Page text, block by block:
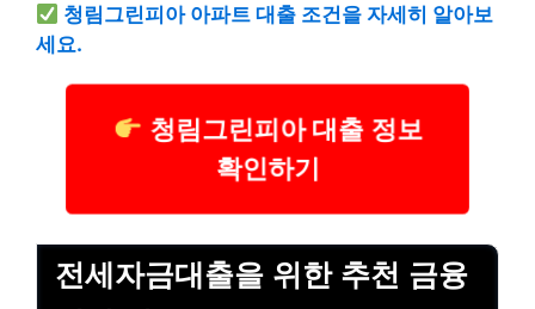
청림그린피아 아파트 대출 조건을 자세히 알아보
세요.
청림그린피아 대출 정보
확인하기
전세자금대출을 위한 추천 금융